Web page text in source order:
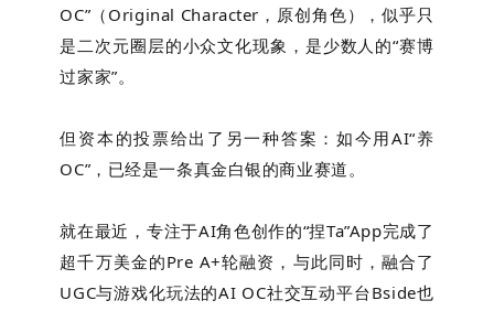
OC”（Original Character，原创角色），似乎只
是二次元圈层的小众文化现象，是少数人的“赛博
过家家”。
但资本的投票给出了另一种答案：如今用AI“养
OC”，已经是一条真金白银的商业赛道。
就在最近，专注于AI角色创作的“捏Ta”App完成了
超千万美金的Pre A+轮融资，与此同时，融合了
UGC与游戏化玩法的AI OC社交互动平台Bside也